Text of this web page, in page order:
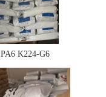
PA6 K224-G6